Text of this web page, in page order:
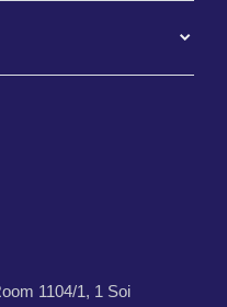
1104/1, 1 Soi